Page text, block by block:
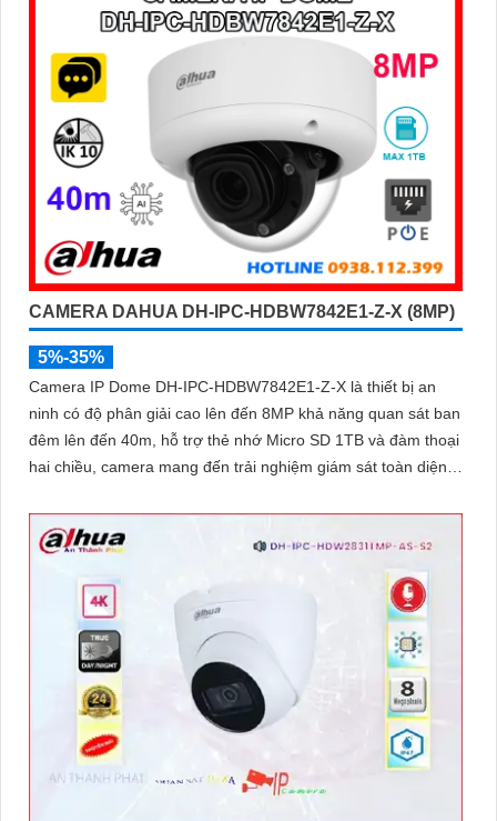
CAMERA DAHUA DH-IPC-HDBW7842E1-Z-X (8MP)
5%-35%
Camera IP Dome DH-IPC-HDBW7842E1-Z-X là thiết bị an
ninh có độ phân giải cao lên đến 8MP khả năng quan sát ban
đêm lên đến 40m, hỗ trợ thẻ nhớ Micro SD 1TB và đàm thoại
hai chiều, camera mang đến trải nghiệm giám sát toàn diện.
mặt và đếm người giúp nâng cao hiệu quả quản lý và an ninh
cho mọi không gian trong nhà